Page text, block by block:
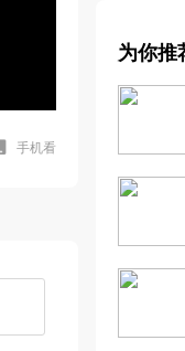
手机看
1.5万播放
[8] 多项
[9] 多变
1.1万播放
[11] 有
为你推